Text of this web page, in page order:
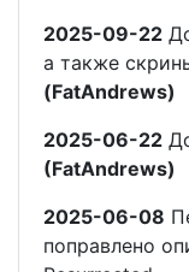
2025-09-22
а также
(FatAndrews)
2025-06-22
(FatAndrews)
2025-06-08
поправлено